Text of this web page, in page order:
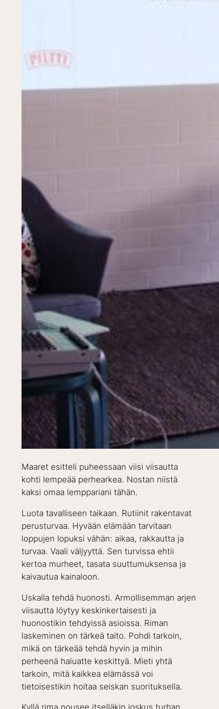
Maaret esitteli puheessaan viisi viisautta
kohti lempeää perhearkea. Nostan niistä
kaksi omaa lemppariani tähän.
Luota tavalliseen taikaan. Rutiinit rakentavat
perusturvaa. Hyvään elämään tarvitaan
loppujen lopuksi vähän: aikaa, rakkautta ja
turvaa. Vaali väljyyttä. Sen turvissa ehtii
kertoa murheet, tasata suuttumuksensa ja
kaivautua kainaloon.
Uskalla tehdä huonosti. Armollisemman arjen
viisautta löytyy keskinkertaisesti ja
huonostikin tehdyissä asioissa. Riman
laskeminen on tärkeä taito. Pohdi tarkoin,
mikä on tärkeää tehdä hyvin ja mihin
perheenä haluatte keskittyä. Mieti yhtä
tarkoin, mitä kaikkea elämässä voi
tietoisestikin hoitaa seiskan suorituksella.